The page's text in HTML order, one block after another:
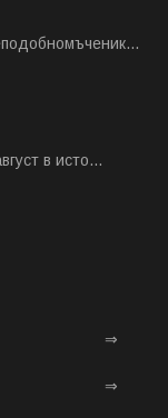
в исто...
⇒
⇒